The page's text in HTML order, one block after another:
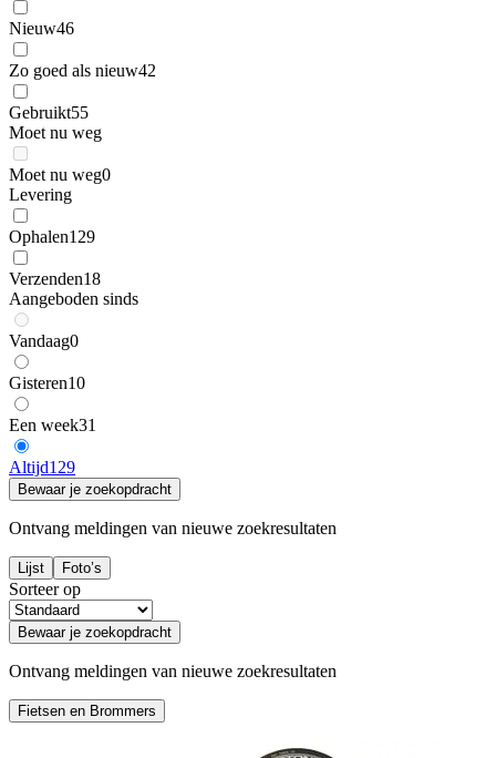
Nieuw46
Zo goed als nieuw42
Gebruikt55
Moet nu weg
Moet nu weg0
Levering
Ophalen129
Verzenden18
Aangeboden sinds
Vandaag0
Gisteren10
Een week31
Altijd129
Bewaar je zoekopdracht
Ontvang meldingen van nieuwe zoekresultaten
Lijst Foto’s
Sorteer op
Bewaar je zoekopdracht
Ontvang meldingen van nieuwe zoekresultaten
Fietsen en Brommers